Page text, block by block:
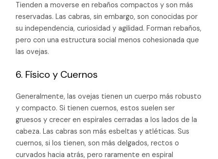
Tienden a moverse en rebaños compactos y son más
reservadas. Las cabras, sin embargo, son conocidas por
su independencia, curiosidad y agilidad. Forman rebaños,
pero con una estructura social menos cohesionada que
las ovejas.
6. Físico y Cuernos
Generalmente, las ovejas tienen un cuerpo más robusto
y compacto. Si tienen cuernos, estos suelen ser
gruesos y crecer en espirales cerradas a los lados de la
cabeza. Las cabras son más esbeltas y atléticas. Sus
cuernos, si los tienen, son más delgados, rectos o
curvados hacia atrás, pero raramente en espiral